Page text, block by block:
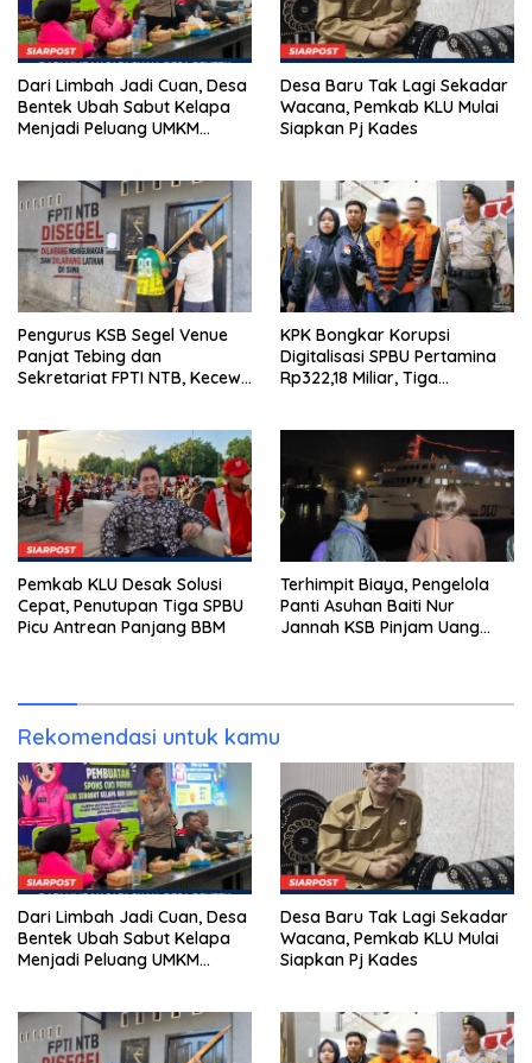
Dari Limbah Jadi Cuan, Desa
Bentek Ubah Sabut Kelapa
Menjadi Peluang UMKM
Desa Baru Tak Lagi Sekadar
Wacana, Pemkab KLU Mulai
Siapkan Pj Kades
Pengurus KSB Segel Venue
Panjat Tebing dan
Sekretariat FPTI NTB, Kecewa
KPK Bongkar Korupsi
Digitalisasi SPBU Pertamina
Rp322,18 Miliar, Tiga
Pemkab KLU Desak Solusi
Cepat, Penutupan Tiga SPBU
Picu Antrean Panjang BBM
Terhimpit Biaya, Pengelola
Panti Asuhan Baiti Nur
Jannah KSB Pinjam Uang
Rekomendasi untuk kamu
Dari Limbah Jadi Cuan, Desa
Bentek Ubah Sabut Kelapa
Menjadi Peluang UMKM
Desa Baru Tak Lagi Sekadar
Wacana, Pemkab KLU Mulai
Siapkan Pj Kades